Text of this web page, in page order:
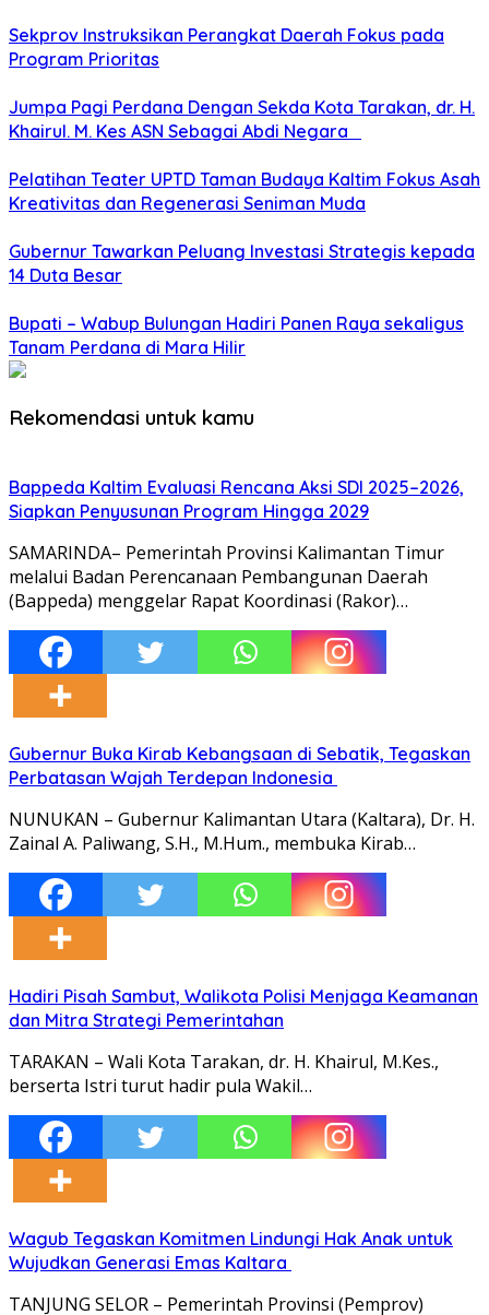
Sekprov Instruksikan Perangkat Daerah Fokus pada
Program Prioritas
Jumpa Pagi Perdana Dengan Sekda Kota Tarakan, dr. H.
Khairul. M. Kes ASN Sebagai Abdi Negara
Pelatihan Teater UPTD Taman Budaya Kaltim Fokus Asah
Kreativitas dan Regenerasi Seniman Muda
Gubernur Tawarkan Peluang Investasi Strategis kepada
14 Duta Besar
Bupati – Wabup Bulungan Hadiri Panen Raya sekaligus
Tanam Perdana di Mara Hilir
Rekomendasi untuk kamu
Bappeda Kaltim Evaluasi Rencana Aksi SDI 2025–2026,
Siapkan Penyusunan Program Hingga 2029
SAMARINDA– Pemerintah Provinsi Kalimantan Timur
melalui Badan Perencanaan Pembangunan Daerah
(Bappeda) menggelar Rapat Koordinasi (Rakor)…
Gubernur Buka Kirab Kebangsaan di Sebatik, Tegaskan
Perbatasan Wajah Terdepan Indonesia
NUNUKAN – Gubernur Kalimantan Utara (Kaltara), Dr. H.
Zainal A. Paliwang, S.H., M.Hum., membuka Kirab…
Hadiri Pisah Sambut, Walikota Polisi Menjaga Keamanan
dan Mitra Strategi Pemerintahan
TARAKAN – Wali Kota Tarakan, dr. H. Khairul, M.Kes.,
berserta Istri turut hadir pula Wakil…
Wagub Tegaskan Komitmen Lindungi Hak Anak untuk
Wujudkan Generasi Emas Kaltara
TANJUNG SELOR – Pemerintah Provinsi (Pemprov)